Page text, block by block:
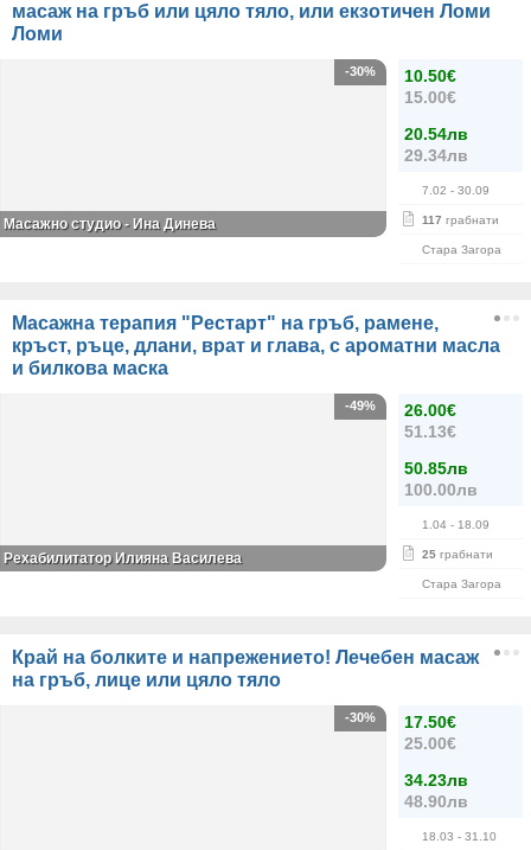
масаж на гръб или цяло тяло, или екзотичен Ломи
Ломи
10.50€
15.00€
20.54лв
29.34лв
7.02 - 30.09
117 грабнати
Стара Загора
-30%
Масажно студио - Ина Динева
Масажна терапия "Рестарт" на гръб, рамене,
кръст, ръце, длани, врат и глава, с ароматни масла
и билкова маска
26.00€
51.13€
50.85лв
100.00лв
1.04 - 18.09
25 грабнати
Стара Загора
-49%
Рехабилитатор Илияна Василева
Край на болките и напрежението! Лечебен масаж
на гръб, лице или цяло тяло
17.50€
25.00€
34.23лв
48.90лв
18.03 - 31.10
-30%